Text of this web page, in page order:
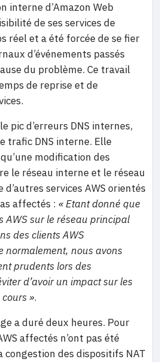
interne d’Amazon Web
de ses services de
réel et a été forcée de se fier
d’événements passés
du problème. Ce travail
de reprise et de
pic d’erreurs DNS internes,
trafic DNS interne. Elle
modification des
le réseau interne et le réseau
services AWS orientés
affectés : « Etant donné que
AWS sur le réseau principal
des clients AWS
normalement, nous avons
prudents lors des
d’avoir un impact sur les
».
a duré deux heures. Pour
affectés n’ont pas été
des dispositifs NAT